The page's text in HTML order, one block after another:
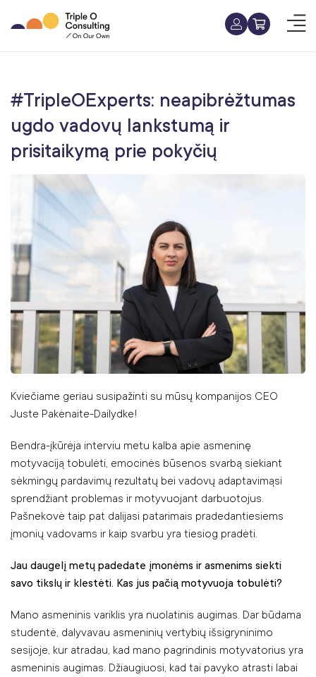
#TripleOExperts: neapibrėžtumas
ugdo vadovų lankstumą ir
prisitaikymą prie pokyčių
Kviečiame geriau susipažinti su mūsų kompanijos CEO
Juste Pakėnaite-Dailydke!
Bendra-įkūrėja interviu metu kalba apie asmeninę
motyvaciją tobulėti, emocinės būsenos svarbą siekiant
sėkmingų pardavimų rezultatų bei vadovų adaptavimąsi
sprendžiant problemas ir motyvuojant darbuotojus.
Pašnekovė taip pat dalijasi patarimais pradedantiesiems
įmonių vadovams ir kaip svarbu yra tiesiog pradėti.
Jau daugelį metų padedate įmonėms ir asmenims siekti
savo tikslų ir klestėti. Kas jus pačią motyvuoja tobulėti?
Mano asmeninis variklis yra nuolatinis augimas. Dar būdama
studentė, dalyvavau asmeninių vertybių išsigryninimo
sesijoje, kur atradau, kad mano pagrindinis motyvatorius yra
asmeninis augimas. Džiaugiuosi, kad tai pavyko atrasti labai